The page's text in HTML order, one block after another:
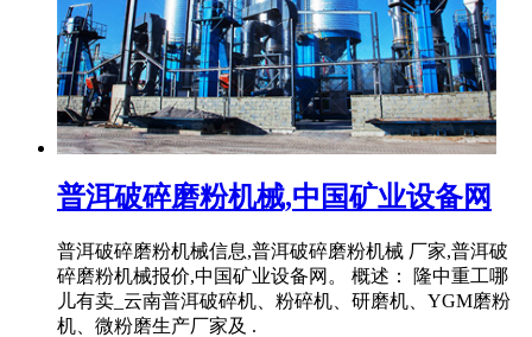
普洱破碎磨粉机械,中国矿业设备网
普洱破碎磨粉机械信息,普洱破碎磨粉机械 厂家,普洱破
碎磨粉机械报价,中国矿业设备网。 概述： 隆中重工哪
儿有卖_云南普洱破碎机、粉碎机、研磨机、YGM磨粉
机、微粉磨生产厂家及 .